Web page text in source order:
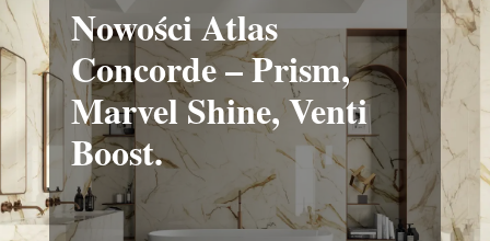
Nowości Atlas
Concorde – Prism,
Marvel Shine, Venti
Boost.